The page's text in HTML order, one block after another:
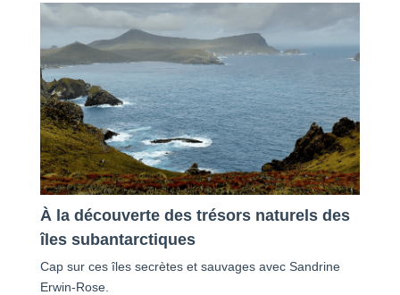
À la découverte des trésors naturels des
îles subantarctiques
Cap sur ces îles secrètes et sauvages avec Sandrine
Erwin-Rose.